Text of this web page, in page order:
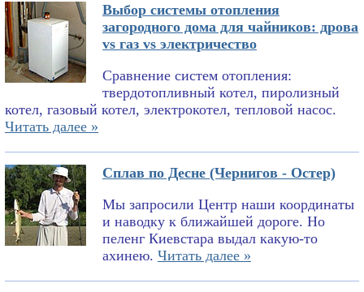
Выбор системы отопления
загородного дома для чайников: дрова
vs газ vs электричество
Сравнение систем отопления:
твердотопливный котел, пиролизный
котел, газовый котел, электрокотел, тепловой насос.
Читать далее »
Сплав по Десне (Чернигов - Остер)
Мы запросили Центр наши координаты
и наводку к ближайшей дороге. Но
пеленг Киевстара выдал какую-то
ахинею. Читать далее »